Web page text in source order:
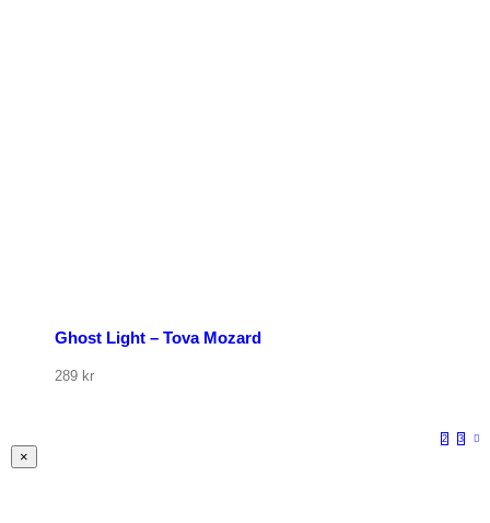
Ghost Light – Tova Mozard
289 kr
2 3
Stäng
snabbvy
×